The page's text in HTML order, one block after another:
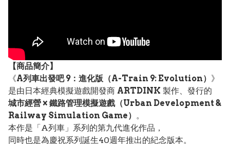
【商品簡介】
《A列車出發吧 9：進化版（A-Train 9: Evolution） 》
是由日本經典模擬遊戲開發商 ARTDINK 製作、發行的
城市經營 × 鐵路管理模擬遊戲（Urban Development &
Railway Simulation Game） 。
本作是「A列車」系列的第九代進化作品，
同時也是為慶祝系列誕生40週年推出的紀念版本。